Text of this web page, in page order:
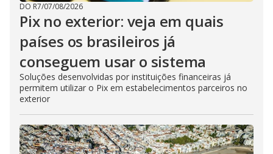
DO R7/07/08/2026
Pix no exterior: veja em quais
países os brasileiros já
conseguem usar o sistema
Soluções desenvolvidas por instituições financeiras já
permitem utilizar o Pix em estabelecimentos parceiros no
exterior